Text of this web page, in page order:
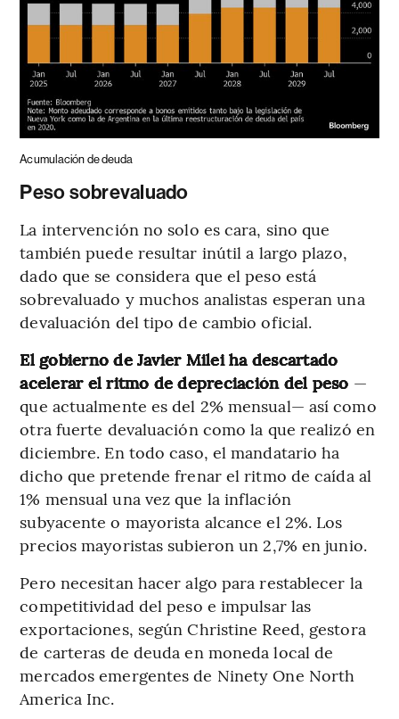
Acumulación de deuda
Peso sobrevaluado
La intervención no solo es cara, sino que
también puede resultar inútil a largo plazo,
dado que se considera que el peso está
sobrevaluado y muchos analistas esperan una
devaluación del tipo de cambio oficial.
El gobierno de Javier Milei ha descartado
acelerar el ritmo de depreciación del peso —
que actualmente es del 2% mensual— así como
otra fuerte devaluación como la que realizó en
diciembre. En todo caso, el mandatario ha
dicho que pretende frenar el ritmo de caída al
1% mensual una vez que la inflación
subyacente o mayorista alcance el 2%. Los
precios mayoristas subieron un 2,7% en junio.
Pero necesitan hacer algo para restablecer la
competitividad del peso e impulsar las
exportaciones, según Christine Reed, gestora
de carteras de deuda en moneda local de
mercados emergentes de Ninety One North
America Inc.